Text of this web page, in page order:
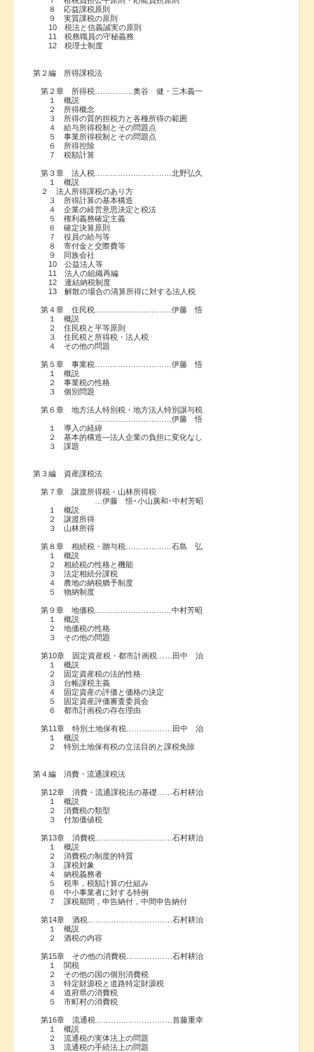
８ 応益課税原則
９ 実質課税の原則
10 税法と信義誠実の原則
11 税務職員の守秘義務
12 税理士制度
第２編 所得課税法
第２章 所得税……………奥谷 健・三木義一
１ 概説
２ 所得概念
３ 所得の質的担税力と各種所得の範囲
４ 給与所得税制とその問題点
５ 事業所得税制とその問題点
６ 所得控除
７ 税額計算
第３章 法人税…………………………北野弘久
１ 概説
２ 法人所得課税のあり方
３ 所得計算の基本構造
４ 企業の経営意思決定と税法
５ 権利義務確定主義
６ 確定決算原則
７ 役員の給与等
８ 寄付金と交際費等
９ 同族会社
10 公益法人等
11 法人の組織再編
12 連結納税制度
13 解散の場合の清算所得に対する法人税
第４章 住民税…………………………伊藤 悟
１ 概説
２ 住民税と平等原則
３ 住民税と所得税・法人税
４ その他の問題
第５章 事業税…………………………伊藤 悟
１ 概説
２ 事業税の性格
３ 個別問題
第６章 地方法人特別税・地方法人特別譲与税
…………………………伊藤 悟
１ 導入の経緯
２ 基本的構造―法人企業の負担に変化なし
３ 課題
第３編 資産課税法
第７章 譲渡所得税・山林所得税
…伊藤 悟･小山廣和･中村芳昭
１ 概説
２ 譲渡所得
３ 山林所得
第８章 相続税・贈与税………………石島 弘
１ 概説
２ 相続税の性格と機能
３ 法定相続分課税
４ 農地の納税猶予制度
５ 物納制度
第９章 地価税…………………………中村芳昭
１ 概説
２ 地価税の性格
３ その他の問題
第10章 固定資産税・都市計画税……田中 治
１ 概説
２ 固定資産税の法的性格
３ 台帳課税主義
４ 固定資産の評価と価格の決定
５ 固定資産評価審査委員会
６ 都市計画税の存在理由
第11章 特別土地保有税………………田中 治
１ 概説
２ 特別土地保有税の立法目的と課税免除
第４編 消費・流通課税法
第12章 消費・流通課税法の基礎……石村耕治
１ 概説
２ 消費税の類型
３ 付加価値税
第13章 消費税…………………………石村耕治
１ 概説
２ 消費税の制度的特質
３ 課税対象
４ 納税義務者
５ 税率，税額計算の仕組み
６ 中小事業者に対する特例
７ 課税期間，申告納付，中間申告納付
第14章 酒税……………………………石村耕治
１ 概説
２ 酒税の内容
第15章 その他の消費税………………石村耕治
１ 関税
２ その他の国の個別消費税
３ 特定財源税と道路特定財源税
４ 道府県の消費税
５ 市町村の消費税
第16章 流通税…………………………首藤重幸
１ 概説
２ 流通税の実体法上の問題
３ 流通税の手続法上の問題